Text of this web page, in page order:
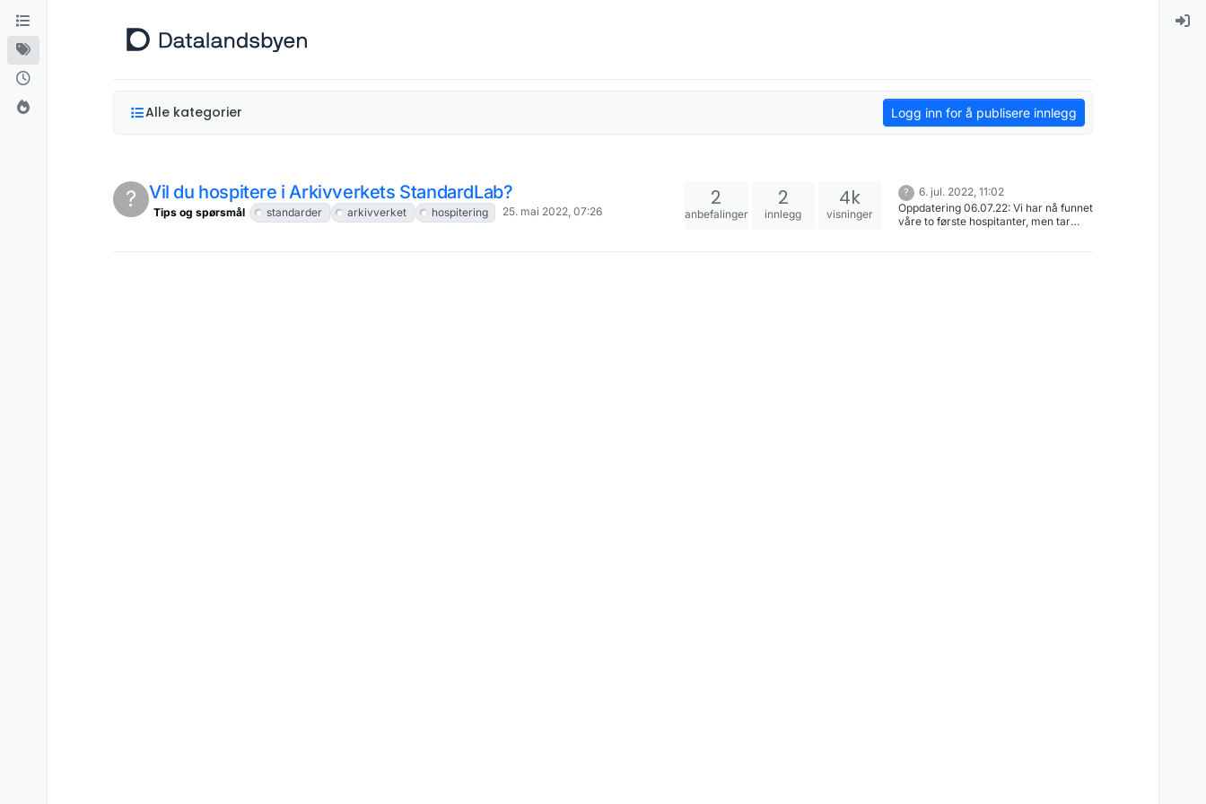
Hopp til innhold
Alle kategorier Logg inn for å publisere innlegg
? Vil du hospitere i Arkivverkets StandardLab?
Tips og spørsmål standarder arkivverket hospitering 25. mai 2022, 07:26
2
anbefalinger
2
innlegg
4k
visninger
?
6. jul. 2022, 11:02
Oppdatering 06.07.22: Vi har nå funnet
våre to første hospitanter, men tar